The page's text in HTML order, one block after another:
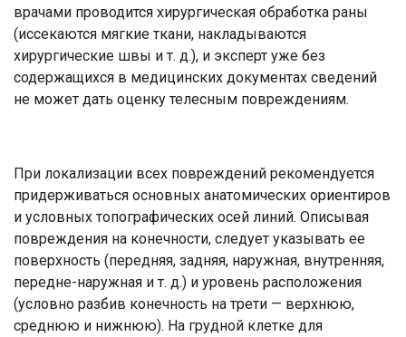
врачами проводится хирургическая обработка раны
(иссекаются мягкие ткани, накладываются
хирургические швы и т. д.), и эксперт уже без
содержащихся в медицинских документах сведений
не может дать оценку телесным повреждениям.
При локализации всех повреждений рекомендуется
придерживаться основных анатомических ориентиров
и условных топографических осей линий. Описывая
повреждения на конечности, следует указывать ее
поверхность (передняя, задняя, наружная, внутренняя,
передне-наружная и т. д.) и уровень расположения
(условно разбив конечность на трети — верхнюю,
среднюю и нижнюю). На грудной клетке для